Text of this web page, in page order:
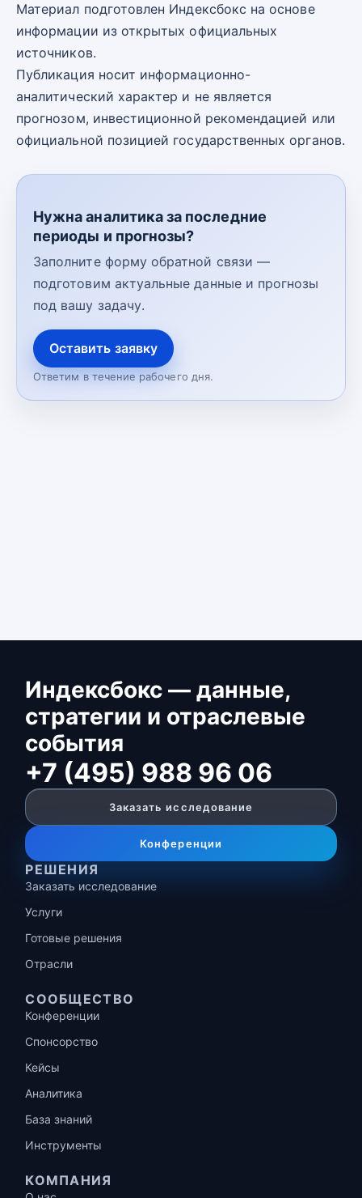
Материал подготовлен Индексбокс на основе
информации из открытых официальных
источников.
Публикация носит информационно-
аналитический характер и не является
прогнозом, инвестиционной рекомендацией или
официальной позицией государственных органов.
Нужна аналитика за последние
периоды и прогнозы?
Заполните форму обратной связи —
подготовим актуальные данные и прогнозы
под вашу задачу.
Оставить заявку
Ответим в течение рабочего дня.
Индексбокс — данные,
стратегии и отраслевые
события
+7 (495) 988 96 06
Заказать исследование
Конференции
РЕШЕНИЯ
Заказать исследование
Услуги
Готовые решения
Отрасли
СООБЩЕСТВО
Конференции
Спонсорство
Кейсы
Аналитика
База знаний
Инструменты
КОМПАНИЯ